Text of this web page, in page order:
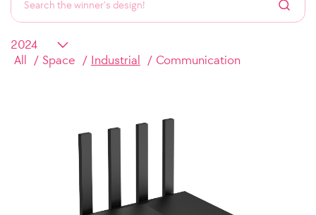
All Space Industrial Communication